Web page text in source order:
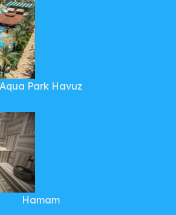
Aqua Park Havuz
Hamam